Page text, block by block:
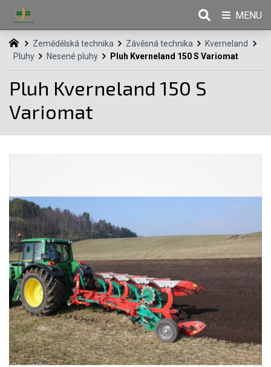
Zemědělská technika Závěsná technika
Kverneland
Pluhy
Nesené pluhy Pluh Kverneland 150 S Variomat
Pluh Kverneland 150 S
Variomat
MENU